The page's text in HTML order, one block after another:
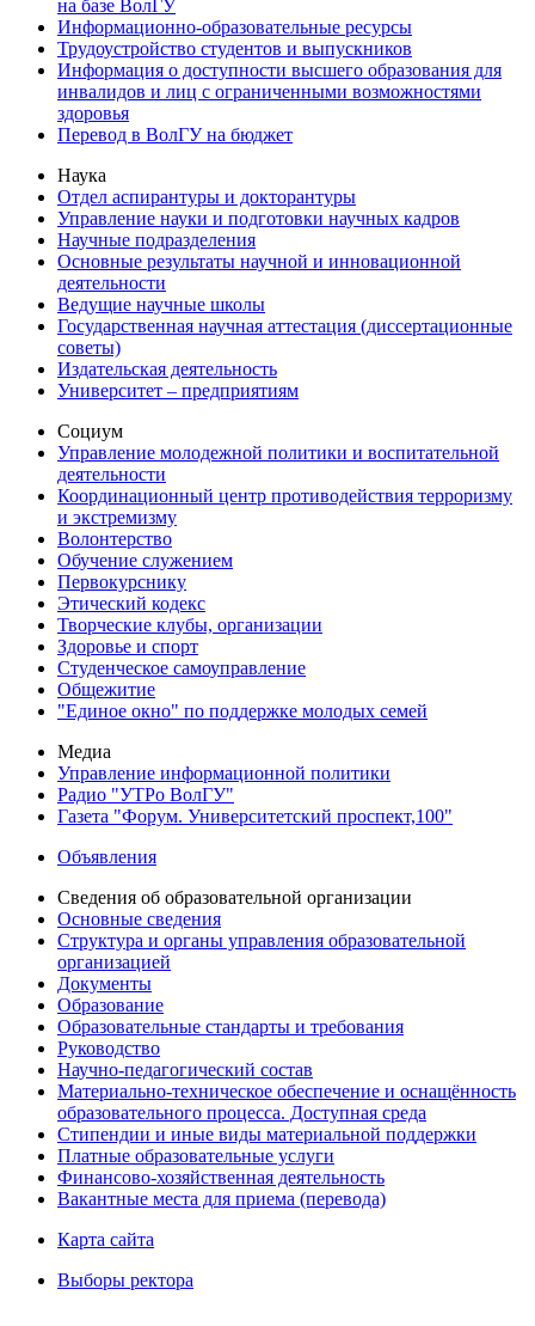
на базе ВолГУ
Информационно-образовательные ресурсы
Трудоустройство студентов и выпускников
Информация о доступности высшего образования для
инвалидов и лиц с ограниченными возможностями
здоровья
Перевод в ВолГУ на бюджет
Наука
Отдел аспирантуры и докторантуры
Управление науки и подготовки научных кадров
Научные подразделения
Основные результаты научной и инновационной
деятельности
Ведущие научные школы
Государственная научная аттестация (диссертационные
советы)
Издательская деятельность
Университет – предприятиям
Социум
Управление молодежной политики и воспитательной
деятельности
Координационный центр противодействия терроризму
и экстремизму
Волонтерство
Обучение служением
Первокурснику
Этический кодекс
Творческие клубы, организации
Здоровье и спорт
Студенческое самоуправление
Общежитие
"Единое окно" по поддержке молодых семей
Медиа
Управление информационной политики
Радио "УТРо ВолГУ"
Газета "Форум. Университетский проспект,100"
Объявления
Сведения об образовательной организации
Основные сведения
Структура и органы управления образовательной
организацией
Документы
Образование
Образовательные стандарты и требования
Руководство
Научно-педагогический состав
Материально-техническое обеспечение и оснащённость
образовательного процесса. Доступная среда
Стипендии и иные виды материальной поддержки
Платные образовательные услуги
Финансово-хозяйственная деятельность
Вакантные места для приема (перевода)
Карта сайта
Выборы ректора